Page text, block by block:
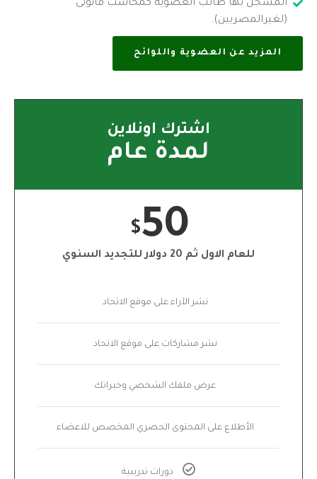
المسجل بها طالب العضوية كمحاسب قانونى
(لغيرالمصريين).
المزيد عن العضوية واللوائح
اشترك اونلاين
لمدة عام
$50
للعام الاول ثم 20 دولار للتجديد السنوي
نشر الآراء على موقع الاتحاد
نشر مشاركات على موقع الاتحاد
عرض ملفك الشخصي وخبراتك
الأطلاع على المحتوى الحصري المخصص للاعضاء
دورات تدريبية